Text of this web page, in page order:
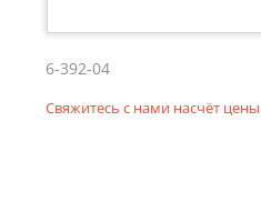
6-392-04
Свяжитесь с нами насчёт цены